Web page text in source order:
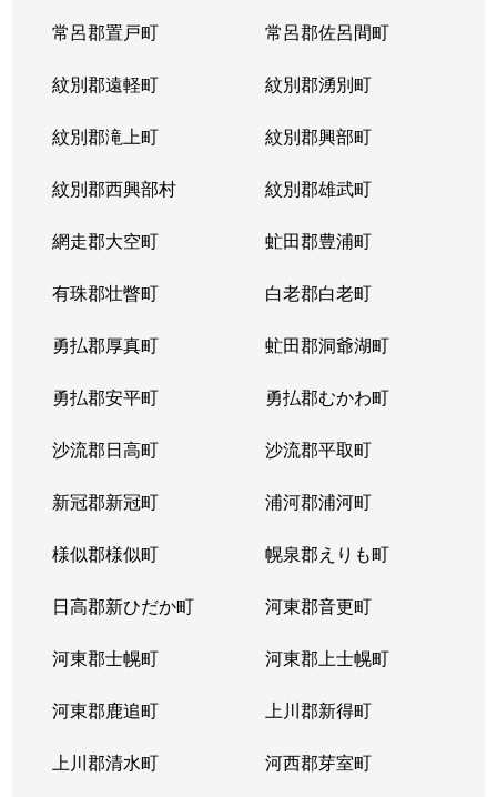
常呂郡置戸町 常呂郡佐呂間町
紋別郡遠軽町 紋別郡湧別町
紋別郡滝上町 紋別郡興部町
紋別郡西興部村 紋別郡雄武町
網走郡大空町 虻田郡豊浦町
有珠郡壮瞥町 白老郡白老町
勇払郡厚真町 虻田郡洞爺湖町
勇払郡安平町 勇払郡むかわ町
沙流郡日高町 沙流郡平取町
新冠郡新冠町 浦河郡浦河町
様似郡様似町 幌泉郡えりも町
日高郡新ひだか町 河東郡音更町
河東郡士幌町 河東郡上士幌町
河東郡鹿追町 上川郡新得町
上川郡清水町 河西郡芽室町